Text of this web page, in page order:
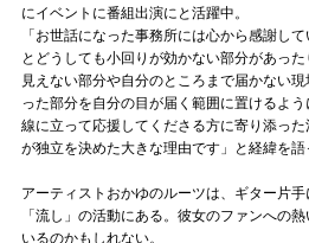
にイベントに番組出演にと活躍中。
「お世話になった事務所には心から感謝し
とどうしても小回りが効かない部分があっ
見えない部分や自分のところまで届かない
った部分を自分の目が届く範囲に置けるよ
線に立って応援してくださる方に寄り添っ
が独立を決めた大きな理由です」と経緯を語
アーティストおかゆのルーツは、ギター片
「流し」の活動にある。彼女のファンへの
いるのかもしれない。